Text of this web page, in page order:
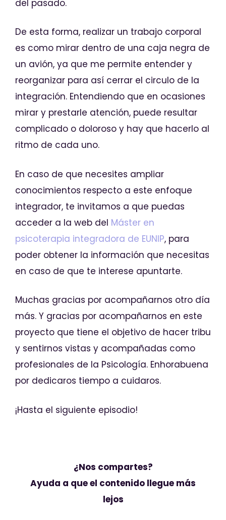
del pasado.
De esta forma, realizar un trabajo corporal
es como mirar dentro de una caja negra de
un avión, ya que me permite entender y
reorganizar para así cerrar el circulo de la
integración. Entendiendo que en ocasiones
mirar y prestarle atención, puede resultar
complicado o doloroso y hay que hacerlo al
ritmo de cada uno.
En caso de que necesites ampliar
conocimientos respecto a este enfoque
integrador, te invitamos a que puedas
acceder a la web del Máster en
psicoterapia integradora de EUNIP, para
poder obtener la información que necesitas
en caso de que te interese apuntarte.
Muchas gracias por acompañarnos otro día
más. Y gracias por acompañarnos en este
proyecto que tiene el objetivo de hacer tribu
y sentirnos vistas y acompañadas como
profesionales de la Psicología. Enhorabuena
por dedicaros tiempo a cuidaros.
¡Hasta el siguiente episodio!
¿Nos compartes?
Ayuda a que el contenido llegue más
lejos